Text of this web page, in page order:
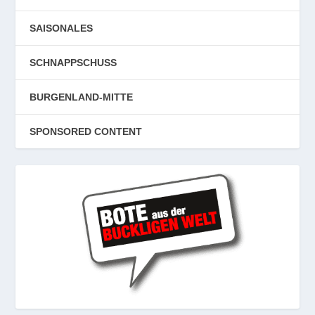
SAISONALES
SCHNAPPSCHUSS
BURGENLAND-MITTE
SPONSORED CONTENT